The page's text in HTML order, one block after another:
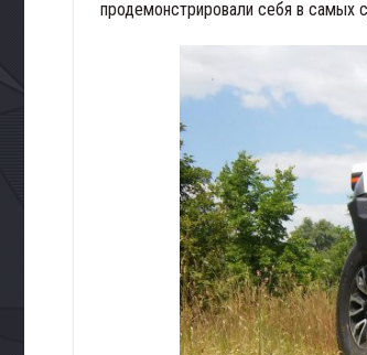
продемонстрировали себя в самых